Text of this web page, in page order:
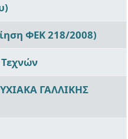
ΦΕΚ 218/2008)
ΓΑΛΛΙΚΗΣ